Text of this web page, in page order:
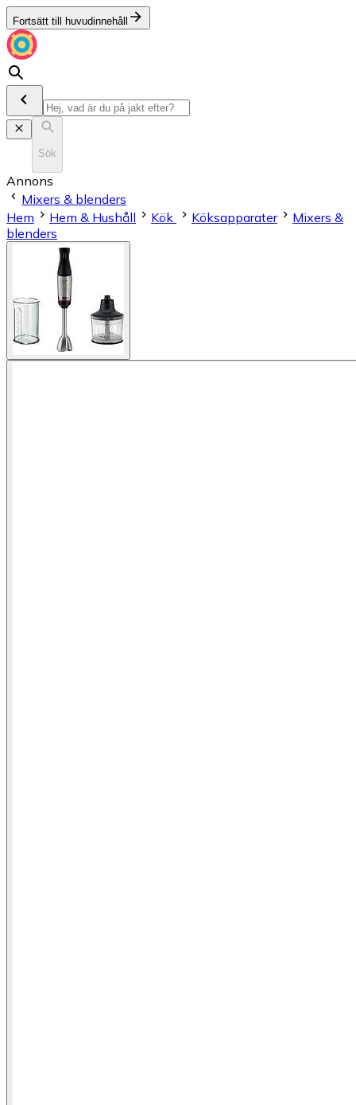
Fortsätt till huvudinnehåll
Sök
Annons
Mixers & blenders
Hem
Hem & Hushåll Kök Köksapparater
Mixers &
blenders